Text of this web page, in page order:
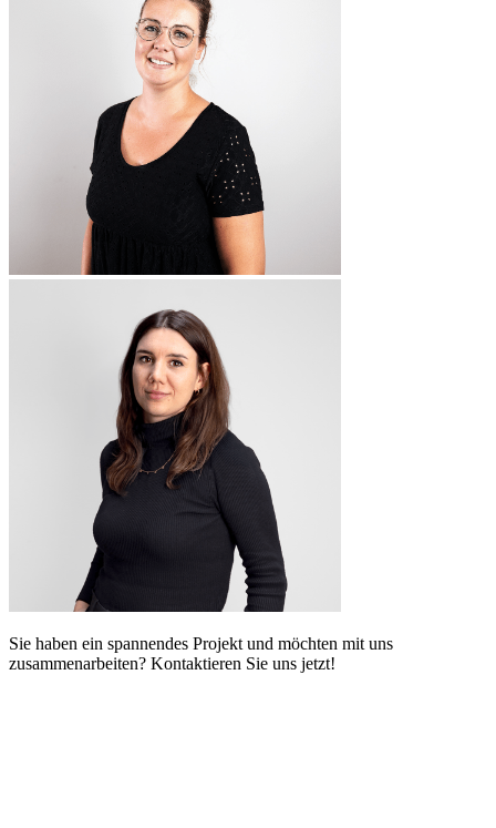
Sie haben ein spannendes Projekt und möchten mit uns
zusammenarbeiten? Kontaktieren Sie uns jetzt!